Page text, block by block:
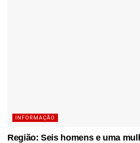
INFORMAÇÃO
Região: Seis homens e uma